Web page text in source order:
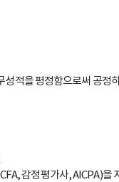
성적을 평정함으로써 공
감정평가사, AICPA)을